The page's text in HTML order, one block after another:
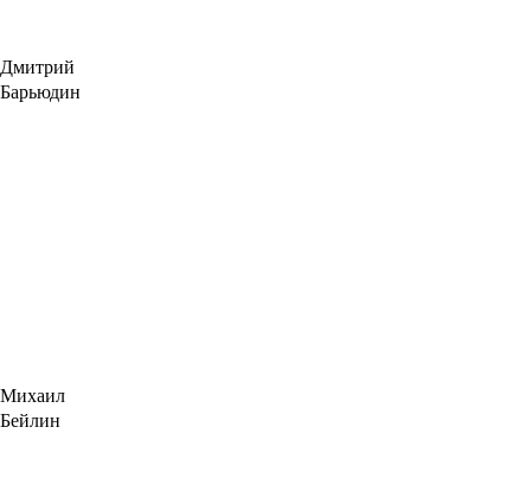
Дмитрий
Барьюдин
Михаил
Бейлин